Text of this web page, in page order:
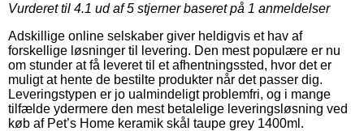
Vurderet til 4.1 ud af 5 stjerner baseret på 1 anmeldelser
Adskillige online selskaber giver heldigvis et hav af
forskellige løsninger til levering. Den mest populære er nu
om stunder at få leveret til et afhentningssted, hvor det er
muligt at hente de bestilte produkter når det passer dig.
Leveringstypen er jo ualmindeligt problemfri, og i mange
tilfælde ydermere den mest betalelige leveringsløsning ved
køb af Pet’s Home keramik skål taupe grey 1400ml.